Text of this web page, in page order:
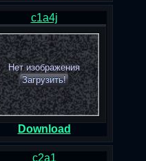
c1a4j
Нет изображения
Загрузить!
Download
c2a1